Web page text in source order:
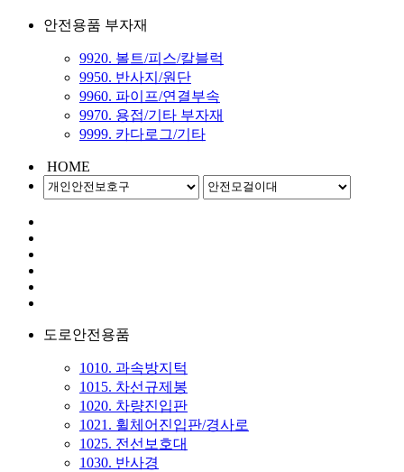
안전용품 부자재
9920. 볼트/피스/칼블럭
9950. 반사지/원단
9960. 파이프/연결부속
9970. 용접/기타 부자재
9999. 카다로그/기타
HOME
도로안전용품
1010. 과속방지턱
1015. 차선규제봉
1020. 차량진입판
1021. 휠체어진입판/경사로
1025. 전선보호대
1030. 반사경